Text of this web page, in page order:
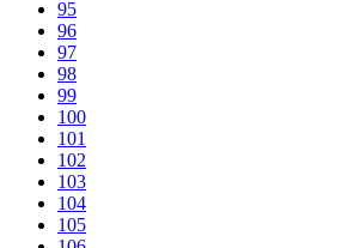
95
96
97
98
99
100
101
102
103
104
105